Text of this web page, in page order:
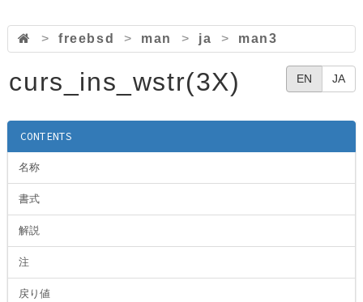
> freebsd > man > ja > man3
EN JA
curs_ins_wstr(3X)
CONTENTS
名称
書式
解説
注
戻り値